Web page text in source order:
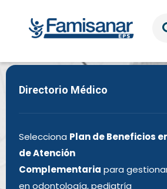
Directorio Médico
Selecciona Plan de Beneficios
de Atención
Complementaria para
en odontología, pediatría